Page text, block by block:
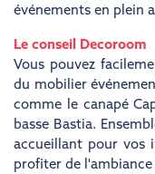
événements en plein
Le conseil Decoroom
Vous pouvez
du mobilier
comme le canapé
basse Bastia.
accueillant pour vos
profiter de